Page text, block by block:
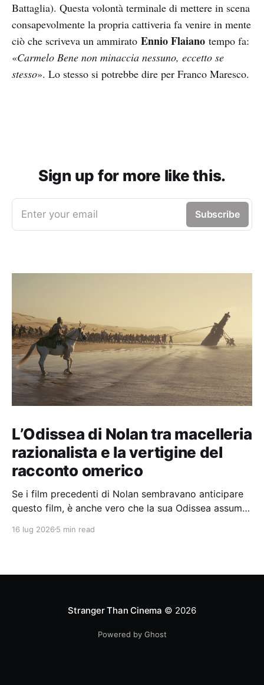
Battaglia). Questa volontà terminale di mettere in scena
consapevolmente la propria cattiveria fa venire in mente
ciò che scriveva un ammirato Ennio Flaiano tempo fa:
«Carmelo Bene non minaccia nessuno, eccetto se
stesso». Lo stesso si potrebbe dire per Franco Maresco.
Sign up for more like this.
Enter your email Subscribe
L’Odissea di Nolan tra macelleria
razionalista e la vertigine del
racconto omerico
Se i film precedenti di Nolan sembravano anticipare
questo film, è anche vero che la sua Odissea assume
16 lug 2026 5 min read
Stranger Than Cinema © 2026
Powered by Ghost